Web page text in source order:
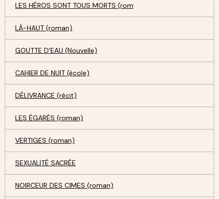
LES HÉROS SONT TOUS MORTS (rom
LÀ-HAUT (roman)
GOUTTE D'EAU (Nouvelle)
CAHIER DE NUIT (école)
DÉLIVRANCE (récit)
LES ÉGARÉS (roman)
VERTIGES (roman)
SEXUALITÉ SACRÉE
NOIRCEUR DES CIMES (roman)